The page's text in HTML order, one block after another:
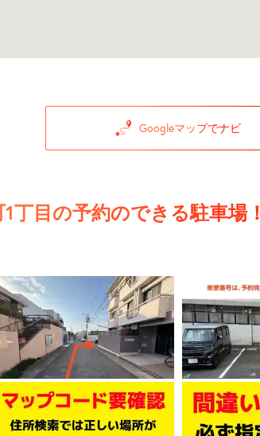
Googleマップでナビ
丁目の予約のできる駐車場！